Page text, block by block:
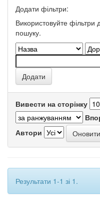
Додати фільтри:
Використовуйте фільтри
пошуку.
Вивести на сторінку
Автори
Результати 1-1 зі 1.